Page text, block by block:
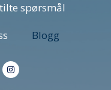
spørsmål
Blogg